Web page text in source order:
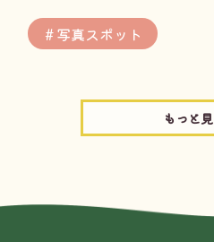
＃写真スポット